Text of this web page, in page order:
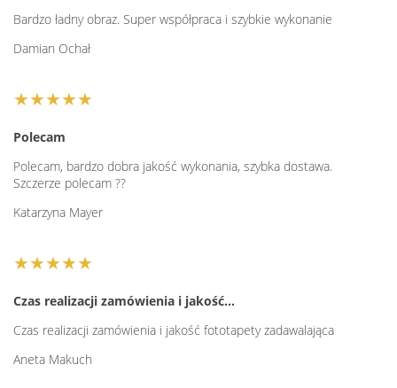
Bardzo ładny obraz. Super współpraca i szybkie wykonanie
Damian Ochał
★★★★★
Polecam
Polecam, bardzo dobra jakość wykonania, szybka dostawa.
Szczerze polecam ??
Katarzyna Mayer
★★★★★
Czas realizacji zamówienia i jakość…
Czas realizacji zamówienia i jakość fototapety zadawalająca
Aneta Makuch